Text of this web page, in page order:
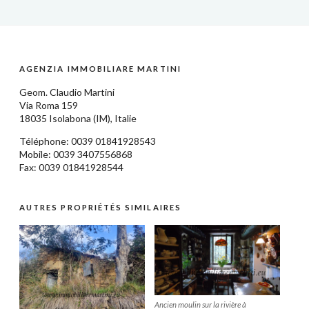
AGENZIA IMMOBILIARE MARTINI
Geom.Claudio Martini
Via Roma 159
18035 Isolabona (IM), Italie
Téléphone: 0039 01841928543
Mobile: 0039 3407556868
Fax: 0039 01841928544
AUTRES PROPRIÉTÉS SIMILAIRES
Ancien moulin sur la rivière à